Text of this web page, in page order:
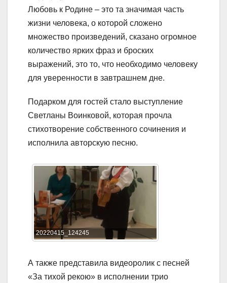
Любовь к Родине – это та значимая часть
жизни человека, о которой сложено
множество произведений, сказано огромное
количество ярких фраз и броских
выражений, это то, что необходимо человеку
для уверенности в завтрашнем дне.
Подарком для гостей стало выступление
Светланы Воинковой, которая прочла
стихотворение собственного сочинения и
исполнила авторскую песню.
20220415_124245
А также представила видеоролик с песней
«За тихой рекою» в исполнении трио